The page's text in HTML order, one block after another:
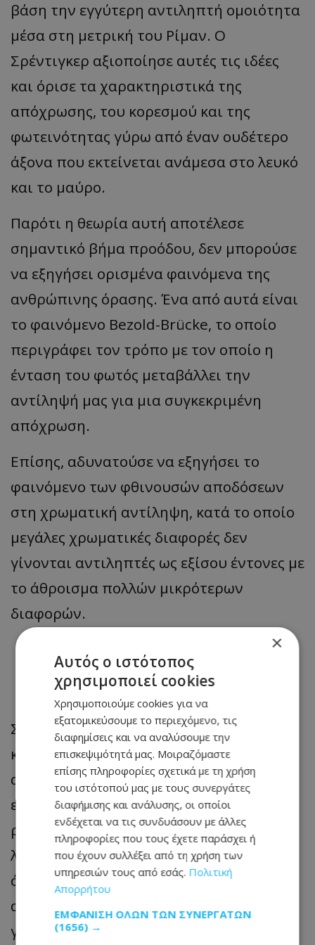
βάση την εγγύτερη αντιληπτή ομοιότητα
μέσα στη μετρική του Ρίμαν. Ο
Σρέντιγκερ αξιοποίησε αυτές τις ιδέες
και όρισε τα χαρακτηριστικά της
απόχρωσης, του κορεσμού και της
φωτεινότητας γύρω από έναν ουδέτερο
άξονα που εκτείνεται ανάμεσα στο λευκό
και το μαύρο.
Παρότι η θεωρία αυτή αποτέλεσε
σημαντικό βήμα προόδου, δεν μπορούσε
να εξηγήσει ορισμένα φαινόμενα της
ανθρώπινης όρασης. Ένα από αυτά είναι
το φαινόμενο Bezold-Brücke, το οποίο
περιγράφει τον τρόπο με τον οποίο η
ένταση του φωτός μεταβάλλει την
αντίληψή μας για μια συγκεκριμένη
απόχρωση.
Επίσης, αδυνατούσε να εξηγήσει το
φαινόμενο των φθινουσών αποδόσεων
στη χρωματική αντίληψη, κατά το οποίο
μεγάλες χρωματικές διαφορές δεν
γίνονται αντιληπτές ως εξίσου έντονες με
το άθροισμα πολλών μικρότερων
διαφορών.
Ένα νέο και πιο ακριβές
μαθηματικό μοντέλο
Στη νέα μελέτη, οι ερευνητές του LANL
κατάφεραν να ορίσουν με μεγαλύτερη
ακρίβεια τον ουδέτερο άξονα,
εργαζόμενοι πέρα από το παραδοσιακό
ριμανιανό μοντέλο. Παράλληλα, έδωσαν
λύση τόσο στο φαινόμενο Bezold-Brücke
όσο και στο πρόβλημα των φθινουσών
αποδόσεων, χρησιμοποιώντας νέες
γεωμετρικές προσεγγίσεις στον
×
Αυτός ο ιστότοπος
χρησιμοποιεί cookies
Χρησιμοποιούμε cookies για να
εξατομικεύσουμε το περιεχόμενο, τις
διαφημίσεις και να αναλύσουμε την
επισκεψιμότητά μας. Μοιραζόμαστε
επίσης πληροφορίες σχετικά με τη χρήση
του ιστότοπού μας με τους συνεργάτες
διαφήμισης και ανάλυσης, οι οποίοι
ενδέχεται να τις συνδυάσουν με άλλες
πληροφορίες που τους έχετε παράσχει ή
που έχουν συλλέξει από τη χρήση των
υπηρεσιών τους από εσάς. Πολιτική
Απορρήτου
ΕΜΦΆΝΙΣΗ ΌΛΩΝ ΤΩΝ ΣΥΝΕΡΓΑΤΏΝ
(1656) →